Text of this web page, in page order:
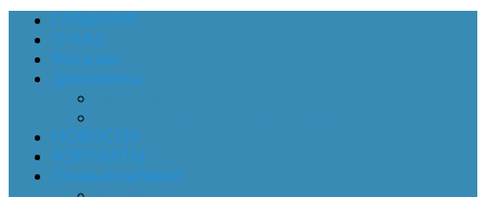
ГЛАВНАЯ
О НАС
Магазин
Документы
НОВОСТИ
КОНТАКТЫ
Личный кабинет